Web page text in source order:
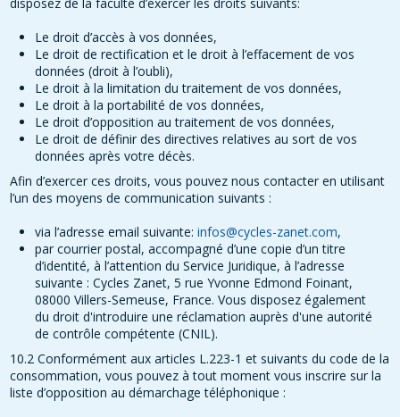
Le droit d’accès à vos données,
Le droit de rectification et le droit à l’effacement de vos
données (droit à l’oubli),
Le droit à la limitation du traitement de vos données,
Le droit à la portabilité de vos données,
Le droit d’opposition au traitement de vos données,
Le droit de définir des directives relatives au sort de vos
données après votre décès.
Afin d’exercer ces droits, vous pouvez nous contacter en utilisant
l’un des moyens de communication suivants :
via l’adresse email suivante: infos@cycles-zanet.com,
par courrier postal, accompagné d’une copie d’un titre
d’identité, à l’attention du Service Juridique, à l’adresse
suivante : Cycles Zanet, 5 rue Yvonne Edmond Foinant,
08000 Villers-Semeuse, France. Vous disposez également
du droit d'introduire une réclamation auprès d'une autorité
de contrôle compétente (CNIL).
10.2 Conformément aux articles L.223-1 et suivants du code de la
consommation, vous pouvez à tout moment vous inscrire sur la
liste d’opposition au démarchage téléphonique :